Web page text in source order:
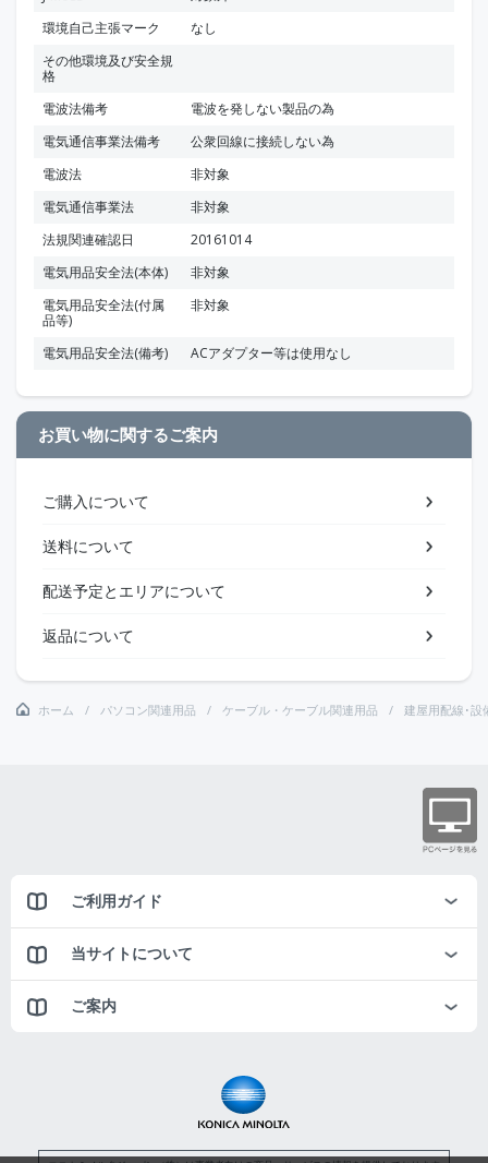
環境自己主張マーク
なし
その他環境及び安全規
格
電波法備考
電波を発しない製品の為
電気通信事業法備考
公衆回線に接続しない為
電波法
非対象
電気通信事業法
非対象
法規関連確認日
20161014
電気用品安全法(本体)
非対象
電気用品安全法(付属
品等)
非対象
電気用品安全法(備考) ACアダプター等は使用なし
お買い物に関するご案内
ご購入について
送料について
配送予定とエリアについて
返品について
ホーム パソコン関連用品 ケーブル・ケーブル関連用品 建屋用配線･設
ご利用ガイド
当サイトについて
ご案内